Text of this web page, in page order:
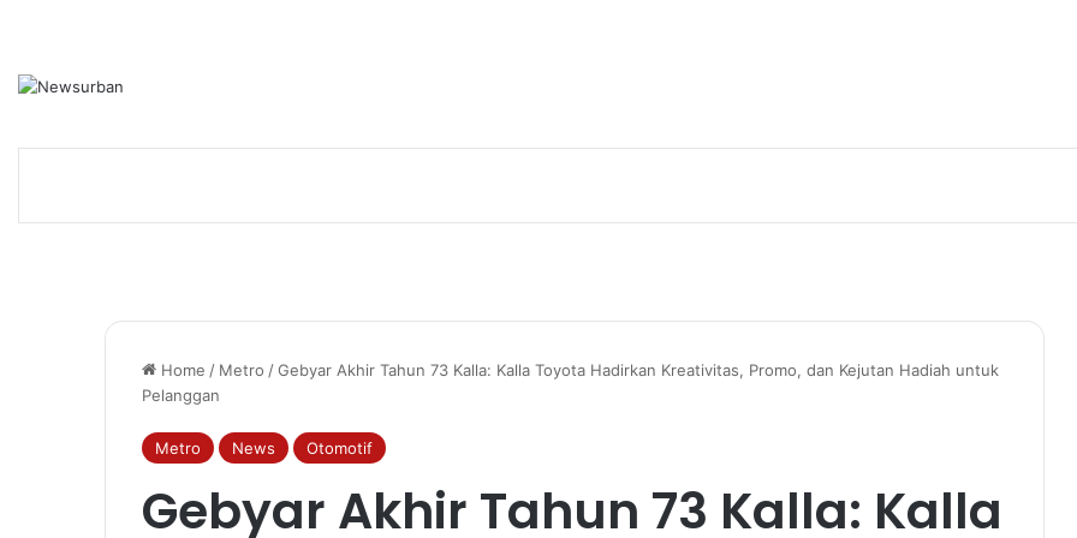
Home / Metro /Gebyar Akhir Tahun 73 Kalla: Kalla Toyota Hadirkan Kreativitas, Promo, dan Kejutan Hadiah untuk
Pelanggan
Metro News Otomotif
Gebyar Akhir Tahun 73 Kalla: Kalla